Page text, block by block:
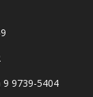
9 9739-5404